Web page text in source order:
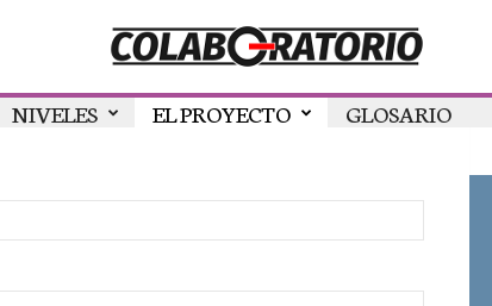
NIVELES EL PROYECTO GLOSARIO